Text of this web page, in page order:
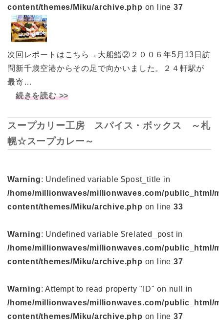
content/themes/Miku/archive.php on line37
次回レポートはこちら→大船鮨②２００６年5月13日訪
問新千歳空港からその足で向かいました。２４軒駅が
最寄…
続きを読む >>
スープカリー工房 スパイス・ボックス ～札
幌☆スープカレー～
Warning: Undefined variable $post_title in
/home/millionwaves/millionwaves.com/public_html/
content/themes/Miku/archive.php on line33
Warning: Undefined variable $related_post in
/home/millionwaves/millionwaves.com/public_html/
content/themes/Miku/archive.php on line37
Warning: Attempt to read property "ID" on null in
/home/millionwaves/millionwaves.com/public_html/
content/themes/Miku/archive.php on line37